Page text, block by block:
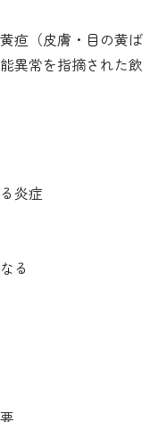
黄疸（皮膚・目の黄ば
異常を指摘された飲
炎症
る